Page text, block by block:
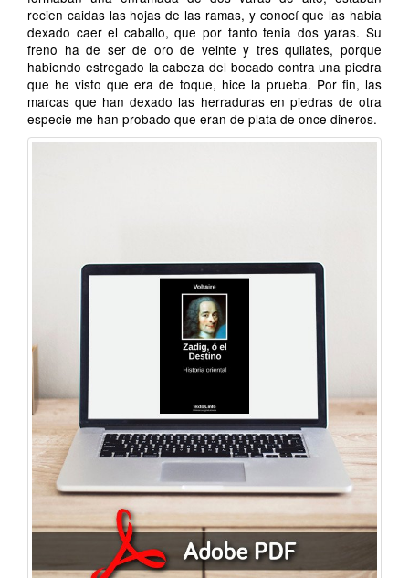
recien caidas las hojas de las ramas, y conocí que las habia
dexado caer el caballo, que por tanto tenia dos yaras. Su
freno ha de ser de oro de veinte y tres quilates, porque
habiendo estregado la cabeza del bocado contra una piedra
que he visto que era de toque, hice la prueba. Por fin, las
marcas que han dexado las herraduras en piedras de otra
especie me han probado que eran de plata de once dineros.